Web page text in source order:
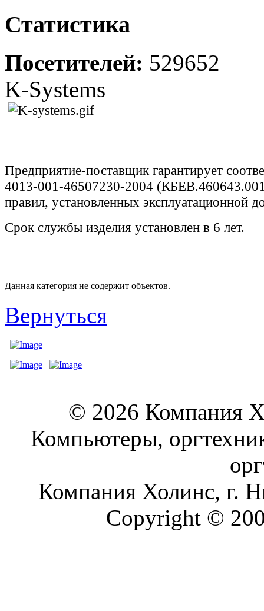
Статистика
Посетителей: 529652
K-Systems
Предприятие-поставщик гарантирует
4013-001-46507230-2004
правил, установленных эксплуатационной
Срок службы изделия установлен в 6 лет.
Данная категория не содержит объектов.
Вернуться
© 2026 Компания
Компьютеры,
Компания Холинс, г.
Copyright ©